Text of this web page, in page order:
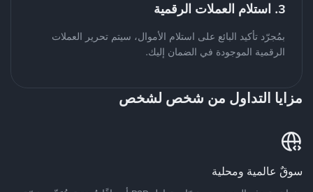
3. استلام العملات الرقمية
بمُجرّد تأكيد البائع على استلام الأموال، سيتم تحرير العملات
الرقمية الموجودة في الضمان إليك.
مزايا التداول من شخص لشخص
سوقٌ عالمية ومحلية